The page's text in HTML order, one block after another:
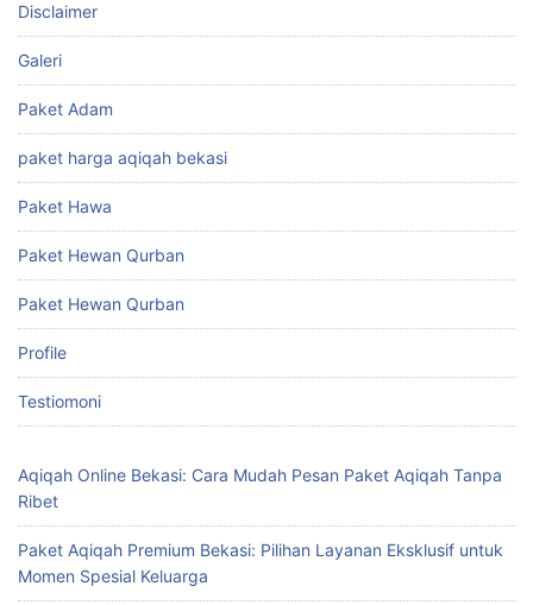
Disclaimer
Galeri
Paket Adam
paket harga aqiqah bekasi
Paket Hawa
Paket Hewan Qurban
Paket Hewan Qurban
Profile
Testiomoni
Aqiqah Online Bekasi: Cara Mudah Pesan Paket Aqiqah Tanpa
Ribet
Paket Aqiqah Premium Bekasi: Pilihan Layanan Eksklusif untuk
Momen Spesial Keluarga